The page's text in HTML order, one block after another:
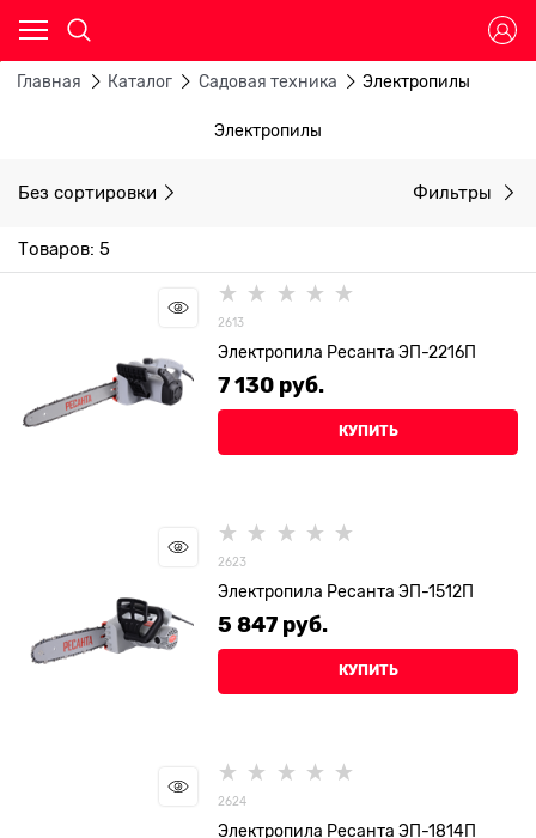
Главная Каталог Садовая техника Электропилы
Электропилы
Без сортировки Фильтры
Товаров: 5
2613
Электропила Ресанта ЭП-2216П
7 130 руб.
КУПИТЬ
2623
Электропила Ресанта ЭП-1512П
5 847 руб.
КУПИТЬ
2624
Электропила Ресанта ЭП-1814П